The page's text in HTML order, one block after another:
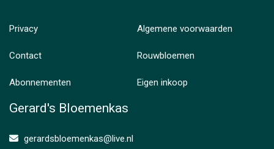
Privacy Algemene voorwaarden
Contact Rouwbloemen
Abonnementen Eigen inkoop
Gerard's Bloemenkas
gerardsbloemenkas@live.nl